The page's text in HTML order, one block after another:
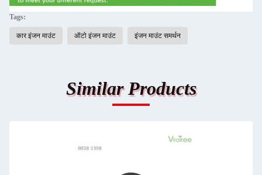
Tags:
कार इंजन माउंट ऑटो इंजन माउंट इंजन माउंट समर्थन
Similar Products